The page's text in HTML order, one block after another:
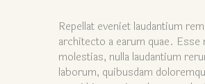
Repellat eveniet laudantium
architecto a earum quae. Esse
molestias, nulla laudantium
laborum, quibusdam